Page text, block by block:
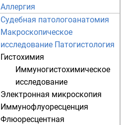
Аллергия
Судебная патологоанатомия
Макроскопическое
исследование Патогистология
Гистохимия
Иммуногистохимическое
исследование
Электронная микроскопия
Иммунофлуоресценция
Флюоресцентная